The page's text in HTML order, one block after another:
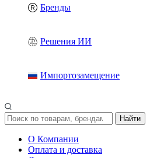
Бренды
Решения ИИ
Импортозамещение
Найти
О Компании
Оплата и доставка